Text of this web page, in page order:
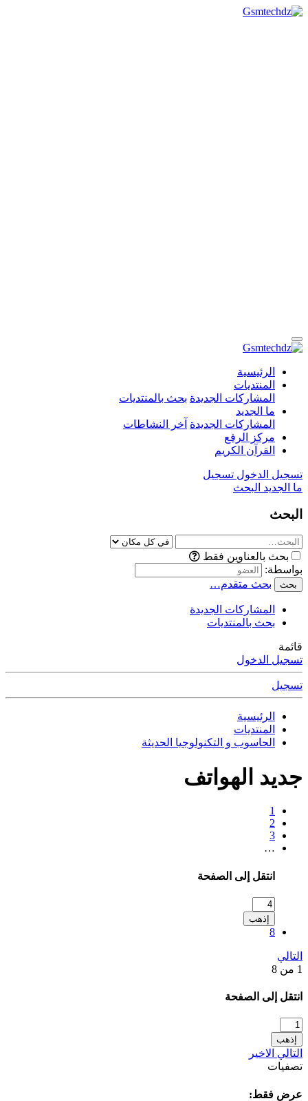
الرئيسية
المنتديات
المشاركات الجديدة بحث بالمنتديات
ما الجديد
المشاركات الجديدة آخر النشاطات
مركز الرفع
القرآن الكريم
تسجيل الدخول تسجيل
ما الجديد البحث
البحث
بحث بالعناوين فقط
بواسطة:
بحث بحث متقدم…
المشاركات الجديدة
بحث بالمنتديات
قائمة
تسجيل الدخول
تسجيل
الرئيسية
المنتديات
الحاسوب و التكنولوجيا الحديثة
جديد الهواتف
1
2
3
…
انتقل إلى الصفحة
إذهب
8
التالي
1 من 8
انتقل إلى الصفحة
إذهب
التالي الاخير
تصفيات
عرض فقط: